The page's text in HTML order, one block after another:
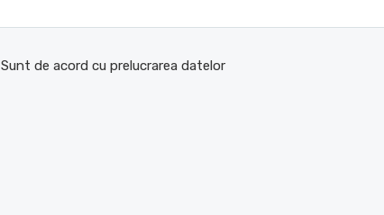
Sunt de acord cu prelucrarea datelor